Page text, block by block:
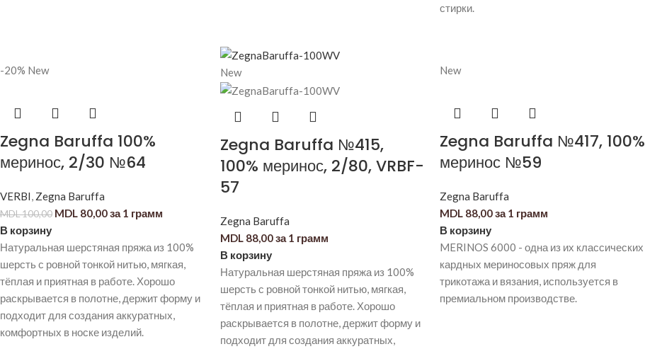
стирки.
-20% New
Zegna Baruffa 100%
меринос, 2/30 №64
VERBI, Zegna Baruffa
MDL100,00 MDL 80,00за 1 грамм
В корзину
Натуральная шерстяная пряжа из 100%
шерсть с ровной тонкой нитью, мягкая,
тёплая и приятная в работе. Хорошо
раскрывается в полотне, держит форму и
подходит для создания аккуратных,
комфортных в носке изделий.
New
Zegna Baruffa №415,
100% меринос, 2/80, VRBF-
57
Zegna Baruffa
MDL88,00за 1 грамм
В корзину
Натуральная шерстяная пряжа из 100%
шерсть с ровной тонкой нитью, мягкая,
тёплая и приятная в работе. Хорошо
раскрывается в полотне, держит форму и
подходит для создания аккуратных,
New
Zegna Baruffa №417, 100%
меринос №59
Zegna Baruffa
MDL 88,00за 1 грамм
В корзину
MERINOS 6000 - одна из их классических
кардных мериносовых пряж для
трикотажа и вязания, используется в
премиальном производстве.